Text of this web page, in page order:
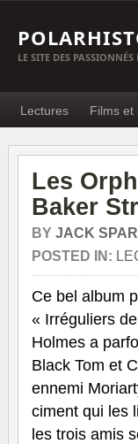
LE SITE DES
Lectures Films et
Les
Baker
BY JACK
POSTED IN:
Ce bel album
« Irréguliers
Holmes a
Black Tom et
ennemi
ciment qui les
les trois amis